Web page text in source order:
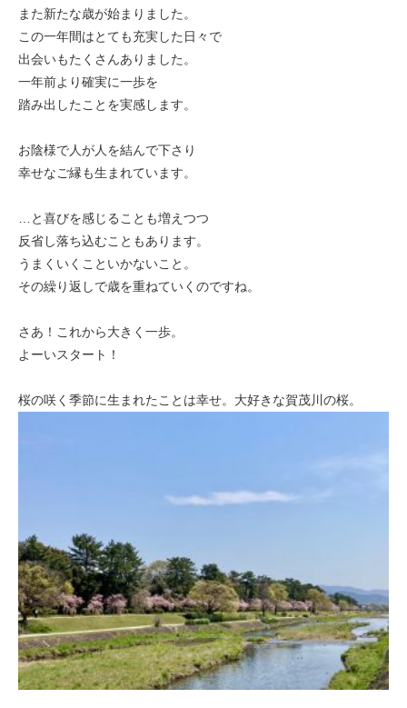
また新たな歳が始まりました。
この一年間はとても充実した日々で
出会いもたくさんありました。
一年前より確実に一歩を
踏み出したことを実感します。
お陰様で人が人を結んで下さり
幸せなご縁も生まれています。
…と喜びを感じることも増えつつ
反省し落ち込むこともあります。
うまくいくこといかないこと。
その繰り返しで歳を重ねていくのですね。
さあ！これから大きく一歩。
よーいスタート！
桜の咲く季節に生まれたことは幸せ。大好きな賀茂川の桜。